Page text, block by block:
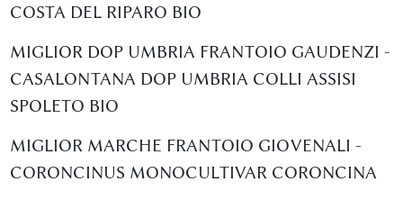
COSTA DEL RIPARO BIO
MIGLIOR DOP UMBRIA FRANTOIO GAUDENZI -
CASALONTANA DOP UMBRIA COLLI ASSISI
SPOLETO BIO
MIGLIOR MARCHE FRANTOIO GIOVENALI -
CORONCINUS MONOCULTIVAR CORONCINA